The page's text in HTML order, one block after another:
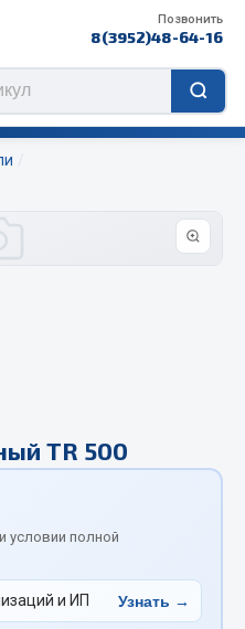
Позвонить
8(3952)48-64-16
TR 500
условии полной
и ИП Узнать →